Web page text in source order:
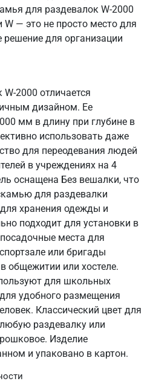
для раздевалок W-2000
— это не просто место для
для организации
2000 отличается
дизайном. Ее
мм в длину при глубине в
использовать даже
для переодевания людей
в учреждениях на 4
оснащена Без вешалки, что
для раздевалки
хранения одежды и
подходит для установки в
места для
или бригады
общежитии или хостеле.
для школьных
удобного размещения
Классический цвет для
раздевалку или
Изделие
и упаковано в картон.